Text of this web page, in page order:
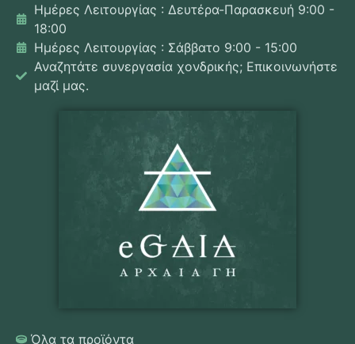
Ημέρες Λειτουργίας : Δευτέρα-Παρασκευή 9:00 -
18:00
Ημέρες Λειτουργίας : Σάββατο 9:00 - 15:00
Αναζητάτε συνεργασία χονδρικής; Επικοινωνήστε
μαζί μας.
Όλα τα προϊόντα